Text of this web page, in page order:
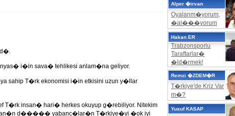
i�in sava� tehlikesi anlam�na geliyor.
sahip T�rk ekonomisi i�in etkisini uzun y�llar
insan� hari� herkes okuyup g�rebiliyor. Nitekim
d����� yabanc�lar�n T�rkiye�yi �ok iyi
Alper �irvan
Oyalanm�yorum,
�al���yorum
Hakan ER
Trabzonsporlu
Taraftarlar�
�ld�rmek!
Remzi �ZDEM�R
T�rkiye'de Kriz Var
m�?
Yusuf KASAP